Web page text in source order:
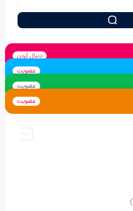
دنبال کردن
عضویت
عضویت
عضویت